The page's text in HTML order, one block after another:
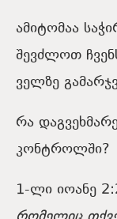
ამიტომაა
შევძლოთ
ველზე
რა
კონტროლში?
1-ლი იოანე